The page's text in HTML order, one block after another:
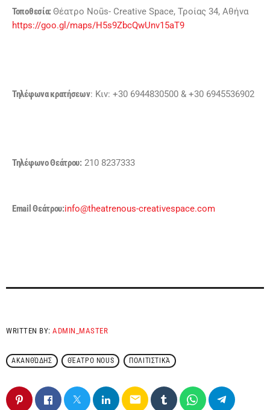
Τοποθεσία:Θέατρο Noūs- Creative Space, Τροίας 34, Αθήνα
https://goo.gl/maps/H5s9ZbcQwUnv15aT9
Τηλέφωνα κρατήσεων: Κιν: +30 6944830500 & +30 6945536902
Τηλέφωνο Θεάτρου:210 8237333
EmailΘεάτρου:info@theatrenous-creativespace.com
WRITTEN BY:ADMIN_MASTER
ΑΚΑΝΘΏΔΗΣ ΘΈΑΤΡΟ NOUS ΠΟΛΙΤΙΣΤΙΚΆ
email